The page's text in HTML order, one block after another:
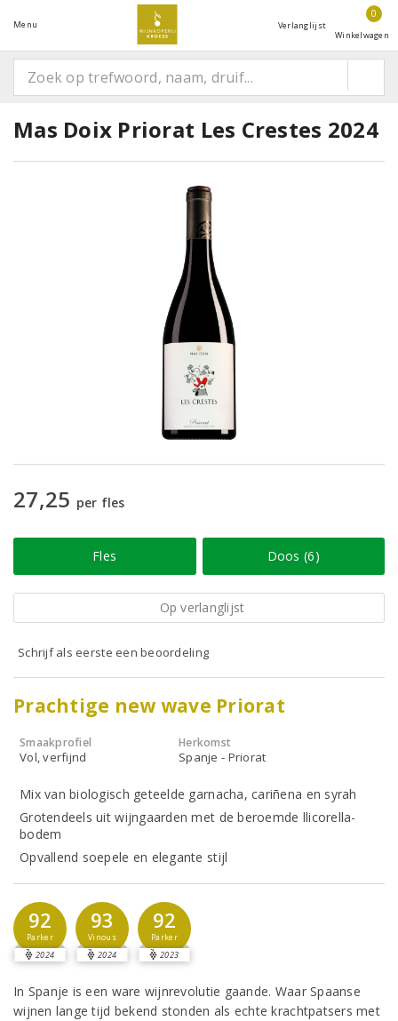
Menu Verlanglijst
0
Winkelwagen
Mas Doix Priorat Les Crestes 2024
27,25 per fles
Fles Doos (6)
Op verlanglijst
Schrijf als eerste een beoordeling
Prachtige new wave Priorat
Smaakprofiel
Vol, verfijnd
Herkomst
Spanje - Priorat
Mix van biologisch geteelde garnacha, cariñena en syrah
Grotendeels uit wijngaarden met de beroemde llicorella-
bodem
Opvallend soepele en elegante stijl
92
Parker
2024
93
Vinous
2024
92
Parker
2023
In Spanje is een ware wijnrevolutie gaande. Waar Spaanse
wijnen lange tijd bekend stonden als echte krachtpatsers met